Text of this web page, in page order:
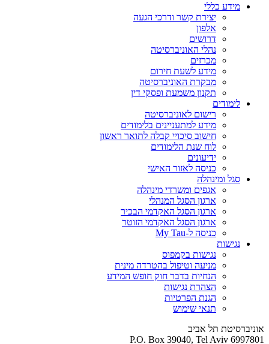
מידע כללי
יצירת קשר ודרכי הגעה
אלפון
דרושים
נהלי האוניברסיטה
מכרזים
מידע לשעת חירום
מבקרת האוניברסיטה
תקנון משמעת ופסקי דין
לימודים
רישום לאוניברסיטה
מידע למתעניינים בלימודים
חישוב סיכויי קבלה לתואר ראשון
לוח שנת הלימודים
ידיעונים
כניסה לאזור האישי
סגל ומינהלה
אגפים ומשרדי מינהלה
ארגון הסגל המנהלי
ארגון הסגל האקדמי הבכיר
ארגון הסגל האקדמי הזוטר
כניסה ל-My Tau
נגישות
נגישות בקמפוס
מניעה וטיפול בהטרדה מינית
הנחיות בדבר חוק חופש המידע
הצהרת נגישות
הגנת הפרטיות
תנאי שימוש
אוניברסיטת תל אביב
P.O. Box 39040, Tel Aviv 6997801